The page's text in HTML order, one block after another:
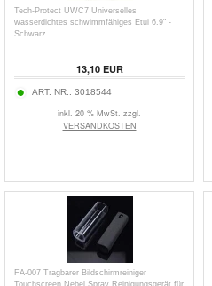
Tech-Protect UWC7 Universelles
wasserdichtes schwimmfähiges Etui 6.9" -
Schwarz
13,10EUR
ART. NR.: 3018544
inkl. 20 % MwSt. zzgl.
VERSANDKOSTEN
FA-007 Tragbarer Bildschirmreiniger
Touchscreen Nebel Spray Reinigungsgerät für